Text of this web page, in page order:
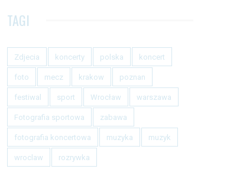
TAGI
Zdjecia koncerty polska koncert
foto mecz krakow poznan
festiwal sport Wrocław warszawa
Fotografia sportowa zabawa
fotografia koncertowa muzyka muzyk
wroclaw rozrywka